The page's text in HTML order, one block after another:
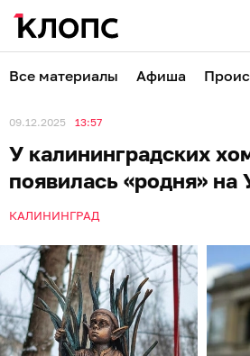
Все материалы Афиша
09.12.2025 13:57
У калининградских
появилась «родня» на
КАЛИНИНГРАД